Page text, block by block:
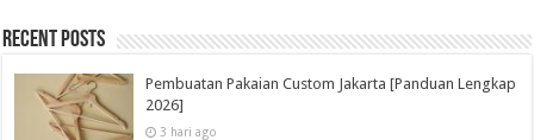
Recent Posts
Pembuatan Pakaian Custom Jakarta [Panduan Lengkap
2026]
3 hari ago